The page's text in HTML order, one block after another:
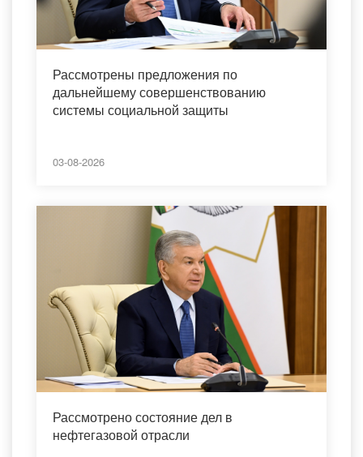
Рассмотрены предложения по
дальнейшему совершенствованию
системы социальной защиты
03-08-2026
Рассмотрено состояние дел в
нефтегазовой отрасли